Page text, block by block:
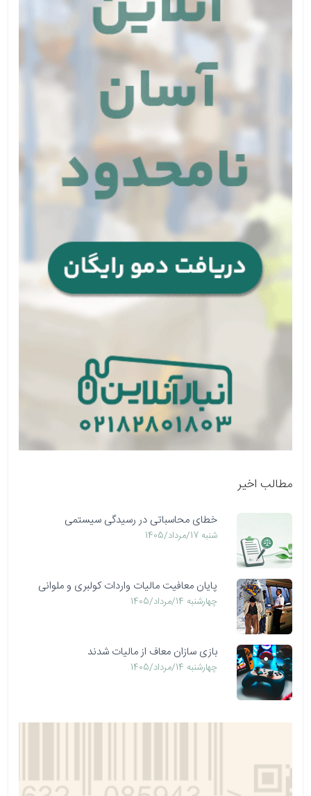
مطالب اخیر
خطای محاسباتی در رسیدگی سیستمی
شنبه 17/مرداد/1405
پایان معافیت مالیات واردات کولبری و ملوانی
چهارشنبه 14/مرداد/1405
بازی سازان معاف از مالیات شدند
چهارشنبه 14/مرداد/1405